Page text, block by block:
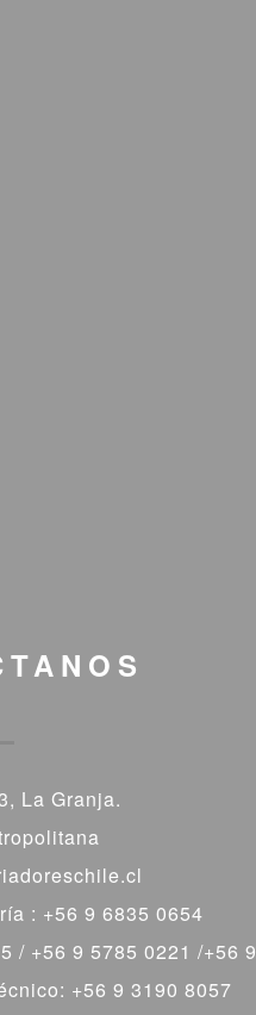
La Granja.
: +56 9 6835 0654
/ +56 9 5785 0221 /+56
+56 9 3190 8057